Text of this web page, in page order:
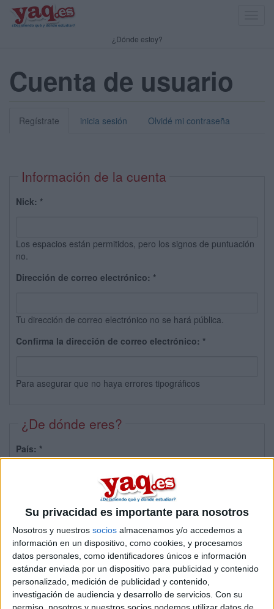
Su privacidad es importante para nosotros
Nosotros y nuestros socios almacenamos y/o accedemos a
información en un dispositivo, como cookies, y procesamos
datos personales, como identificadores únicos e información
estándar enviada por un dispositivo para publicidad y contenido
personalizado, medición de publicidad y contenido,
investigación de audiencia y desarrollo de servicios. Con su
¿Dónde estoy?
Cuenta de usuario
Regístrate inicia sesión Olvidé mi contraseña
Información de la cuenta
Nick: *
Los espacios están permitidos, pero los signos de puntuación
no.
Dirección de correo electrónico: *
Tu dirección de correo electrónico no se hará pública.
Confirma la dirección de correo electrónico: *
Para asegurar que no haya errores tipográficos
¿De dónde eres?
País: *
Sobre ti
Soy:*
Chico